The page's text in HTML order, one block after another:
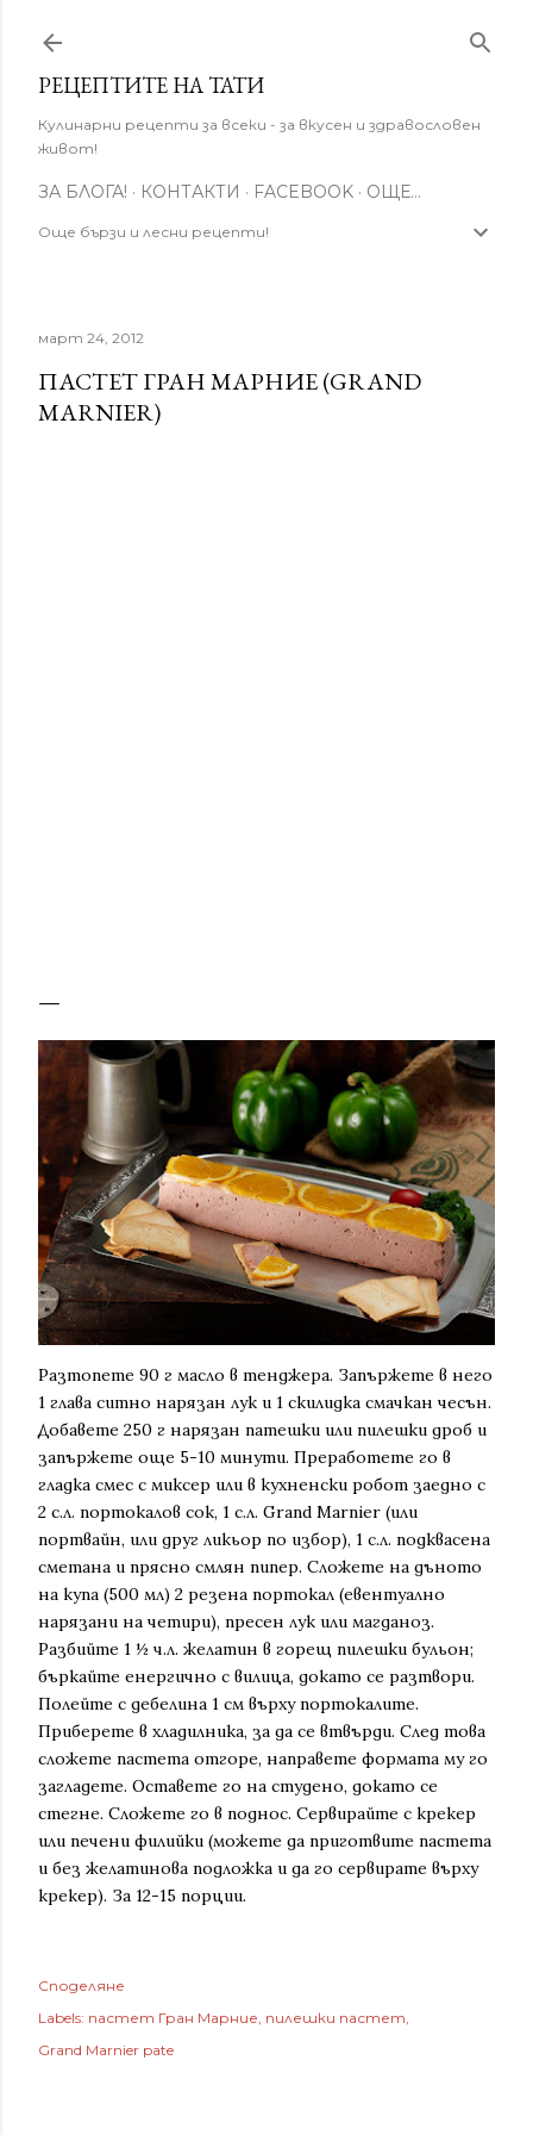
РЕЦЕПТИТЕ НА ТАТИ
Кулинарни рецепти за всеки - за вкусен и здравословен
живот!
ЗА БЛОГА! КОНТАКТИ FACEBOOK ОЩЕ…
Още бързи и лесни рецепти!
март 24, 2012
ПАСТЕТ ГРАН МАРНИЕ (GRAND
MARNIER)
Разтопете 90 г масло в тенджера. Запържете в него
1 глава ситно нарязан лук и 1 скилидка смачкан чесън.
Добавете 250 г нарязан патешки или пилешки дроб и
запържете още 5-10 минути. Преработете го в
гладка смес с миксер или в кухненски робот заедно с
2 с.л. портокалов сок, 1 с.л. Grand Marnier (или
портвайн, или друг ликьор по избор), 1 с.л. подквасена
сметана и прясно смлян пипер. Сложете на дъното
на купа (500 мл) 2 резена портокал (евентуално
нарязани на четири), пресен лук или магданоз.
Разбийте 1 ½ ч.л. желатин в горещ пилешки бульон;
бъркайте енергично с вилица, докато се разтвори.
Полейте с дебелина 1 см върху портокалите.
Приберете в хладилника, за да се втвърди. След това
сложете пастета отгоре, направете формата му го
загладете. Оставете го на студено, докато се
стегне. Сложете го в поднос. Сервирайте с крекер
или печени филийки (можете да приготвите пастета
и без желатинова подложка и да го сервирате върху
крекер). За 12-15 порции.
Споделяне
Labels: пастет Гран Марние пилешки пастет
Grand Marnier pate